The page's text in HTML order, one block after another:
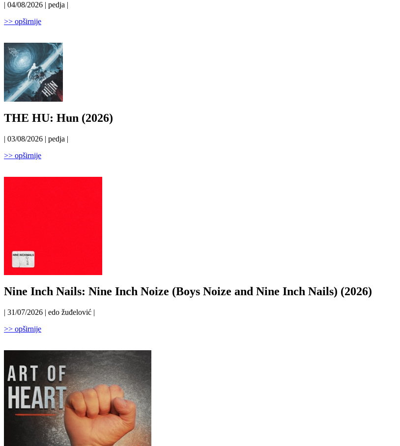
| 04/08/2026 | pedja |
>> opširnije
THE HU: Hun (2026)
| 03/08/2026 | pedja |
>> opširnije
Nine Inch Nails: Nine Inch Noize (Boys Noize and Nine Inch Nails) (2026)
| 31/07/2026 | edo žuđelović |
>> opširnije